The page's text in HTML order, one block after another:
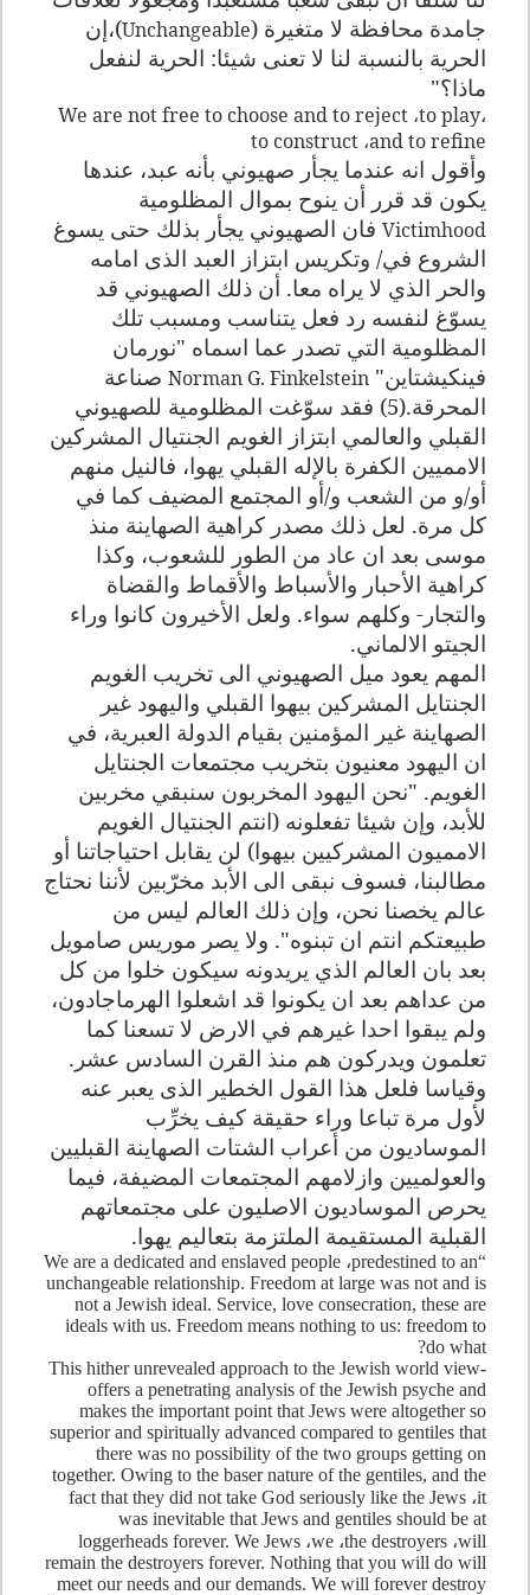
جامدة محافظة لا متغيرة (Unchangeable)،إن
الحرية بالنسبة لنا لا تعنى شيئا: الحرية لنفعل
ماذا؟"
We are not free to choose and to reject ،to play،
to construct ،and to refine
وأقول انه عندما يجأر صهيوني بأنه عبد، عندها
يكون قد قرر أن ينوح بموال المظلومية
Victimhood فان الصهيوني يجأر بذلك حتى يسوغ
الشروع في/ وتكريس ابتزاز العبد الذى امامه
والحر الذي لا يراه معا. أن ذلك الصهيوني قد
يسوّغ لنفسه رد فعل يتناسب ومسبب تلك
المظلومية التي تصدر عما اسماه "نورمان
فينكيشتاين" Norman G. Finkelstein صناعة
المحرقة.(5) فقد سوّغت المظلومية للصهيوني
القبلي والعالمي ابتزاز الغويم الجنتيال المشركين
الامميين الكفرة بالإله القبلي يهوا، فالنيل منهم
أو/و من الشعب و/أو المجتمع المضيف كما في
كل مرة. لعل ذلك مصدر كراهية الصهاينة منذ
موسى بعد ان عاد من الطور للشعوب، وكذا
كراهية الأحبار والأسباط والأقماط والقضاة
والتجار- وكلهم سواء. ولعل الأخيرون كانوا وراء
الجيتو الالماني.
المهم يعود ميل الصهيوني الى تخريب الغويم
الجنتايل المشركين بيهوا القبلي واليهود غير
الصهاينة غير المؤمنين بقيام الدولة العبرية، في
ان اليهود معنيون بتخريب مجتمعات الجنتايل
الغويم. "نحن اليهود المخربون سنبقي مخربين
للأبد، وإن شيئا تفعلونه (انتم الجنتيال الغويم
الامميون المشركيين بيهوا) لن يقابل احتياجاتنا أو
مطالبنا، فسوف نبقى الى الأبد مخرّبين لأننا نحتاج
عالم يخصنا نحن، وإن ذلك العالم ليس من
طبيعتكم انتم ان تبنوه". ولا يصر موريس صامويل
بعد بان العالم الذي يريدونه سيكون خلوا من كل
من عداهم بعد ان يكونوا قد اشعلوا الهرماجادون،
ولم يبقوا احدا غيرهم في الارض لا تسعنا كما
تعلمون ويدركون هم منذ القرن السادس عشر.
وقياسا فلعل هذا القول الخطير الذى يعبر عنه
لأول مرة تباعا وراء حقيقة كيف يخرِّب
الموساديون من أعراب الشتات الصهاينة القبليين
والعولميين وازلامهم المجتمعات المضيفة، فيما
يحرص الموساديون الاصليون على مجتمعاتهم
القبلية المستقيمة الملتزمة بتعاليم يهوا.
“We are a dedicated and enslaved people ،predestined to an
unchangeable relationship. Freedom at large was not and is
not a Jewish ideal. Service, love consecration, these are
ideals with us. Freedom means nothing to us: freedom to
do what?
-This hither unrevealed approach to the Jewish world view
offers a penetrating analysis of the Jewish psyche and
makes the important point that Jews were altogether so
superior and spiritually advanced compared to gentiles that
there was no possibility of the two groups getting on
together. Owing to the baser nature of the gentiles, and the
fact that they did not take God seriously like the Jews ،it
was inevitable that Jews and gentiles should be at
loggerheads forever. We Jews ،we ،the destroyers ،will
remain the destroyers forever. Nothing that you will do will
meet our needs and our demands. We will forever destroy